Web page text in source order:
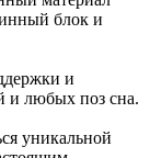
блок и
и
и любых поз сна.
уникальной